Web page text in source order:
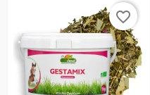
favorite_border